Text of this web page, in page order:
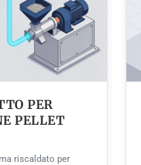
PER
PELLET
riscaldato per